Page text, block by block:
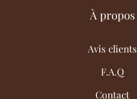
À propos
Avis clients
F.A.Q
Contact